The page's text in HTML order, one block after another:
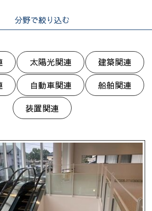
分野で絞り込む
太陽光関連
建築関連
自動車関連
船舶関連
装置関連